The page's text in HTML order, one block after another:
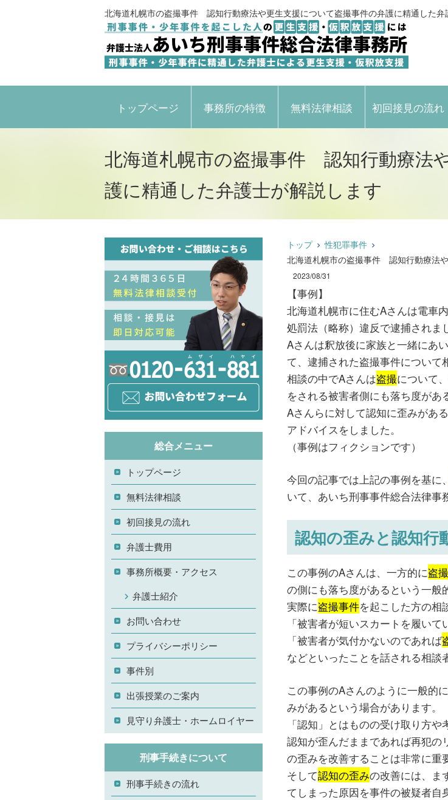
北海道札幌市の盗撮事件 認知行動療法や更生支援について盗撮事件の弁護に精通した弁
トップページ 事務所の特徴 無料法律相談 初回接見の流れ
北海道札幌市の盗撮事件 認知行動療法
護に精通した弁護士が解説します
トップ
性犯罪事件
北海道札幌市の盗撮事件 認知行動療法
2023/08/31
【事例】
北海道札幌市に住むAさんは電車
処罰法（略称）違反で逮捕されま
Aさんは釈放後に家族と一緒にあ
て、逮捕された盗撮事件について
相談の中でAさんは盗撮について
をされる被害者側にも落ち度が
Aさんらに対して認知に歪みがあ
アドバイスをしました。
（事例はフィクションです）
今回の記事では上記の事例を基に、
いて、あいち刑事事件総合法律事
認知の歪みと認知行
この事例のAさんは、一方的に盗
の側にも落ち度があるという一般
実際に盗撮事件を起こした方の相
「被害者が短いスカートを履いて
「被害者が気付かないのであれば
などといったことを話される相談
この事例のAさんのように一般的
みがあるという場合があります。
「認知」とはものの受け取り方や
認知が歪んだままであれば再犯の
の歪みを改善することは非常に重
そして認知の歪みの改善には、ま
てしまった原因を事件の被疑者
総合メニュー
トップページ
無料法律相談
初回接見の流れ
弁護士費用
事務所概要・アクセス
弁護士紹介
お問い合わせ
プライバシーポリシー
事件別
出張授業のご案内
見守り弁護士・ホームロイヤー
刑事手続きについて
刑事手続きの流れ